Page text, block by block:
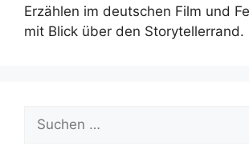
Erzählen im deutschen Film und
mit Blick über den Storytellerrand.
nach: